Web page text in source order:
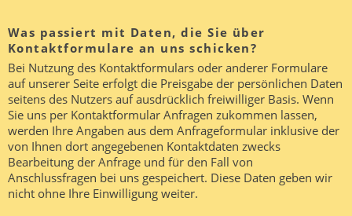
Was passiert mit Daten, die Sie über
Kontaktformulare an uns schicken?
Bei Nutzung des Kontaktformulars oder anderer Formulare
auf unserer Seite erfolgt die Preisgabe der persönlichen Daten
seitens des Nutzers auf ausdrücklich freiwilliger Basis. Wenn
Sie uns per Kontaktformular Anfragen zukommen lassen,
werden Ihre Angaben aus dem Anfrageformular inklusive der
von Ihnen dort angegebenen Kontaktdaten zwecks
Bearbeitung der Anfrage und für den Fall von
Anschlussfragen bei uns gespeichert. Diese Daten geben wir
nicht ohne Ihre Einwilligung weiter.